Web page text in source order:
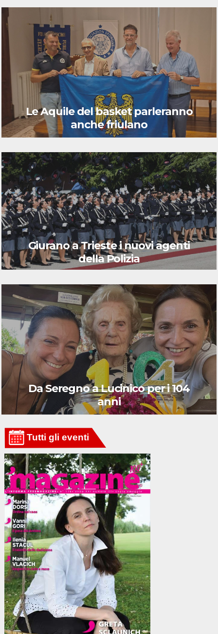
Le Aquile del basket parleranno
anche friulano
Giurano a Trieste i nuovi agenti
della Polizia
Da Seregno a Lucinico per i 104
anni